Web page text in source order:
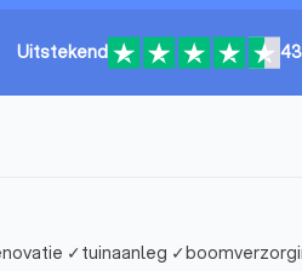
Uitstekend
Vind een top 10 hovenier in Zwolle. Voor ✓tuinonderhoud